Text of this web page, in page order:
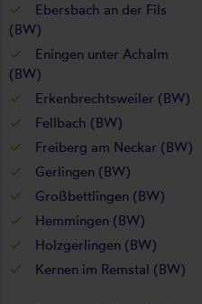
Ebersbach an der Fils
(BW)
Eningen unter Achalm
(BW)
Erkenbrechtsweiler (BW)
Fellbach (BW)
Freiberg am Neckar (BW)
Gerlingen (BW)
Großbettlingen (BW)
Hemmingen (BW)
Holzgerlingen (BW)
Kernen im Remstal (BW)